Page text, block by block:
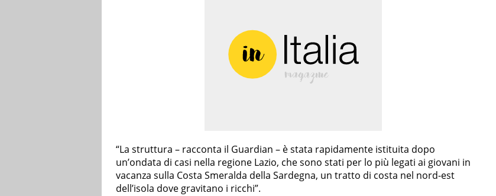
“La struttura – racconta il Guardian – è stata rapidamente istituita dopo
un’ondata di casi nella regione Lazio, che sono stati per lo più legati ai giovani in
vacanza sulla Costa Smeralda della Sardegna, un tratto di costa nel nord-est
dell’isola dove gravitano i ricchi”.